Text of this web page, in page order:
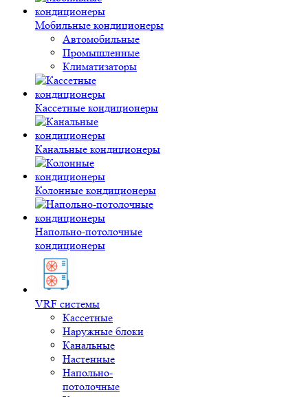
Мобильные кондиционеры
Автомобильные
Промышленные
Климатизаторы
Кассетные кондиционеры
Канальные кондиционеры
Колонные кондиционеры
Напольно-потолочные
кондиционеры
VRF системы
Кассетные
Наружные блоки
Канальные
Настенные
Напольно-
потолочные